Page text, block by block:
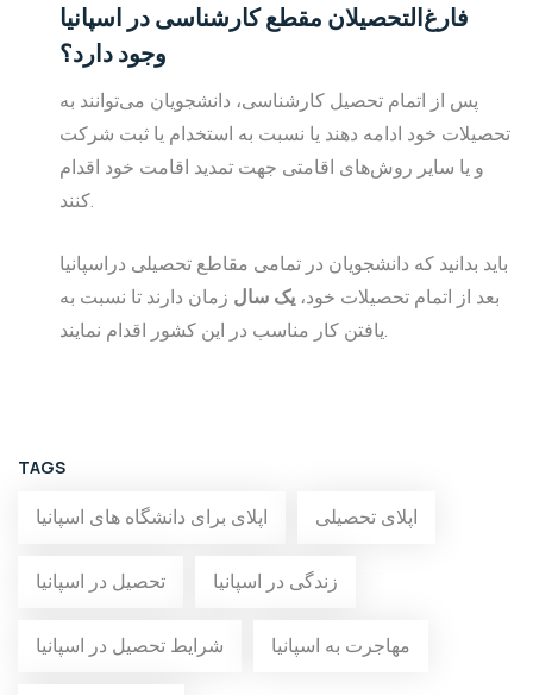
فارغ‌التحصیلان مقطع کارشناسی در اسپانیا
وجود دارد؟
پس از اتمام تحصیل کارشناسی، دانشجویان می‌توانند به
تحصیلات خود ادامه دهند یا نسبت به استخدام یا ثبت شرکت
و یا سایر روش‌های اقامتی جهت تمدید اقامت خود اقدام
کنند.
باید بدانید که دانشجویان در تمامی مقاطع تحصیلی دراسپانیا
بعد از اتمام تحصیلات خود،یک سال زمان دارند تا نسبت به
یافتن کار مناسب در این کشور اقدام نمایند.
TAGS
اپلای برای دانشگاه های اسپانیا اپلای تحصیلی
تحصیل در اسپانیا زندگی در اسپانیا
شرایط تحصیل در اسپانیا مهاجرت به اسپانیا